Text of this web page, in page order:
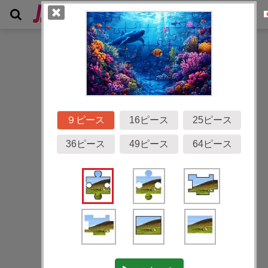
ギャラリー
９ピース 16ピース 25ピース
36ピース 49ピース 64ピース